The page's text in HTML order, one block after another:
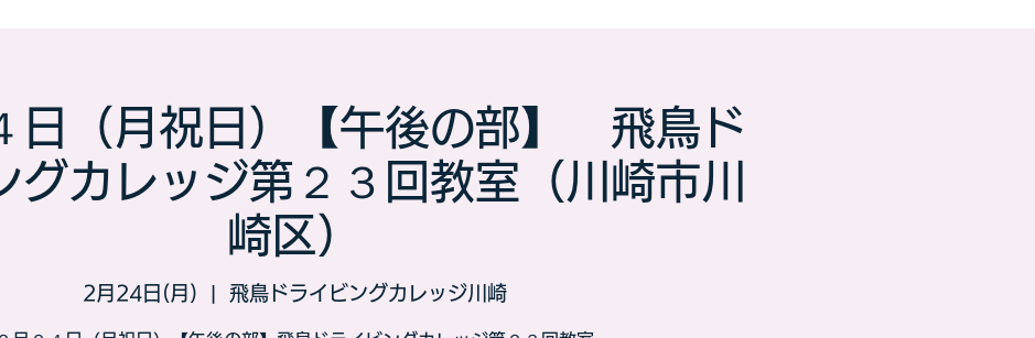
日（月祝日）【午後の部】 飛鳥ド
グカレッジ第２３回教室（川崎市川
崎区）
2月24日(月) 飛鳥ドライビングカレッジ川崎